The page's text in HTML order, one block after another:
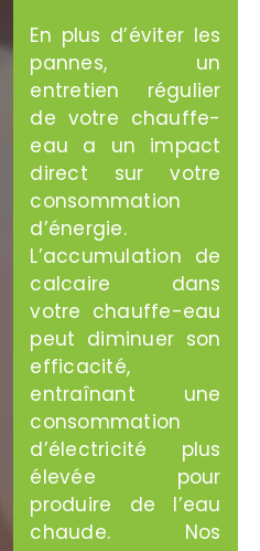
En plus d’éviter les
pannes, un
entretien régulier
de votre chauffe-
eau a un impact
direct sur votre
consommation
d’énergie.
L’accumulation de
calcaire dans
votre chauffe-eau
peut diminuer son
efficacité,
entraînant une
consommation
d’électricité plus
élevée pour
produire de l’eau
chaude. Nos